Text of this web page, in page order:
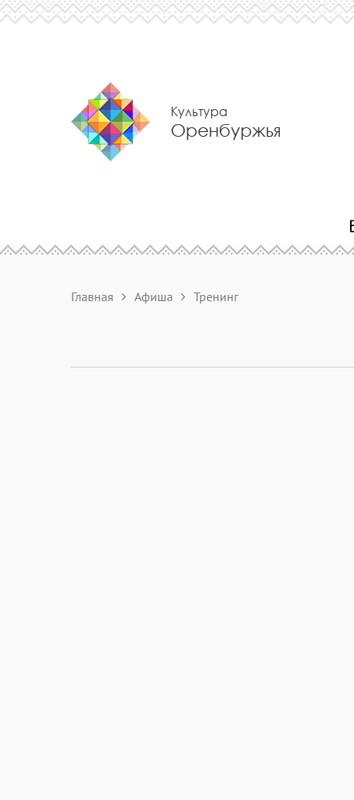
Культура
Оренбуржья
Главная Афиша Тренинг